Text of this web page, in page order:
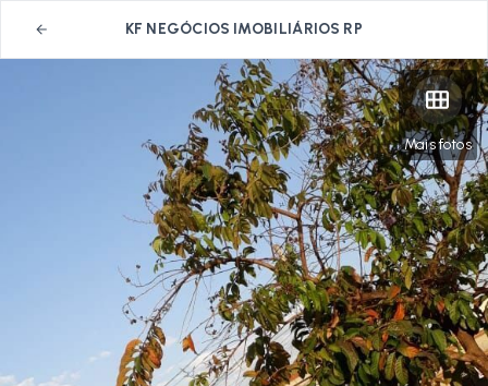
KF NEGÓCIOS IMOBILIÁRIOS RP
Mais fotos